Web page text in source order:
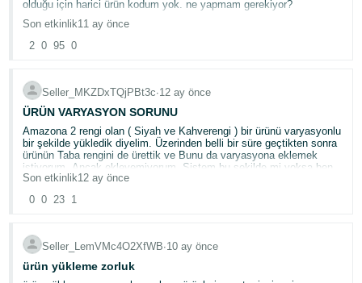
Giriş
yap
Aç
olduğu için harici ürün kodum yok. ne yapmam gerekiyor?
Son etkinlik11 ay önce
2 0 95 0
Seller_MKZDxTQjPBt3c∙12 ay önce
ÜRÜN VARYASYON SORUNU
Amazona 2 rengi olan ( Siyah ve Kahverengi ) bir ürünü varyasyonlu
bir şekilde yükledik diyelim. Üzerinden belli bir süre geçtikten sonra
ürünün Taba rengini de ürettik ve Bunu da varyasyona eklemek
istiyorum. Ancak ekleyemiyorum. Sistem bu şekilde mi yoksa ben
mi bir hata yapıyorum ?
Son etkinlik12 ay önce
0 0 23 1
Seller_LemVMc4O2XfWB∙10 ay önce
ürün yükleme zorluk